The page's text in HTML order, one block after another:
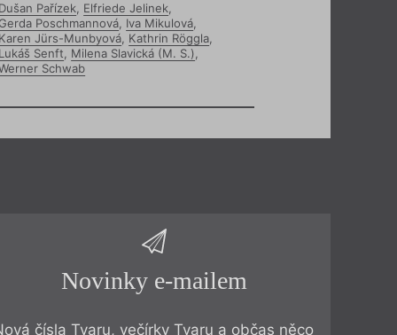
Pařízek, Elfriede Jelinek,
Poschmannová, Iva Mikulová,
Jürs-Munbyová, Kathrin Röggla,
Senft, Milena Slavická (M. S.),
Schwab
Novinky e-mailem
čísla Tvaru, večírky Tvaru a občas něco